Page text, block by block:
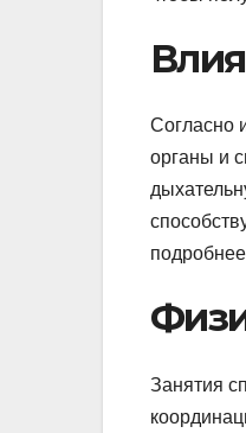
Согласно
органы и
Занятия